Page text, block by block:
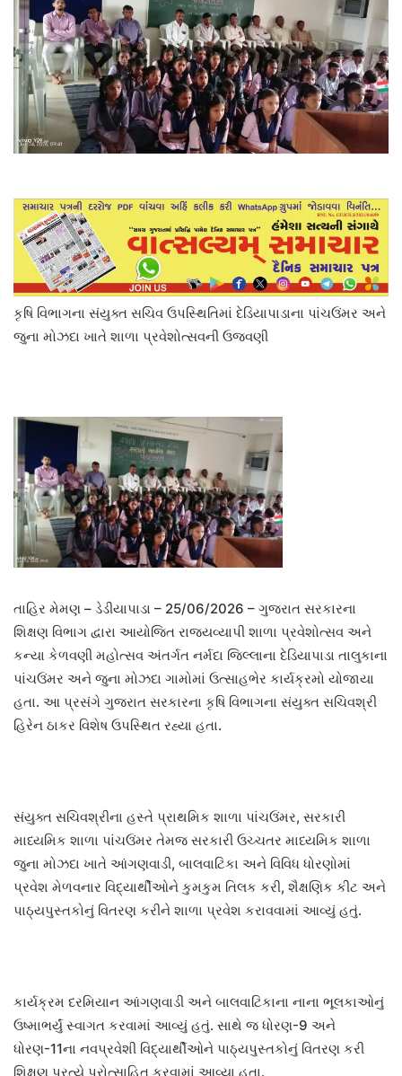
કૃષિ વિભાગના સંયુક્ત સચિવ ઉપસ્થિતિમાં દેડિયાપાડાના પાંચઉંમર અને
જુના મોઝદા ખાતે શાળા પ્રવેશોત્સવની ઉજવણી
તાહિર મેમણ – ડેડીયાપાડા – 25/06/2026 – ગુજરાત સરકારના
શિક્ષણ વિભાગ દ્વારા આયોજિત રાજ્યવ્યાપી શાળા પ્રવેશોત્સવ અને
કન્યા કેળવણી મહોત્સવ અંતર્ગત નર્મદા જિલ્લાના દેડિયાપાડા તાલુકાના
પાંચઉંમર અને જુના મોઝદા ગામોમાં ઉત્સાહભેર કાર્યક્રમો યોજાયા
હતા. આ પ્રસંગે ગુજરાત સરકારના કૃષિ વિભાગના સંયુક્ત સચિવશ્રી
હિરેન ઠાકર વિશેષ ઉપસ્થિત રહ્યા હતા.
સંયુક્ત સચિવશ્રીના હસ્તે પ્રાથમિક શાળા પાંચઉંમર, સરકારી
માધ્યમિક શાળા પાંચઉંમર તેમજ સરકારી ઉચ્ચતર માધ્યમિક શાળા
જુના મોઝદા ખાતે આંગણવાડી, બાલવાટિકા અને વિવિધ ધોરણોમાં
પ્રવેશ મેળવનાર વિદ્યાર્થીઓને કુમકુમ તિલક કરી, શૈક્ષણિક કીટ અને
પાઠ્યપુસ્તકોનું વિતરણ કરીને શાળા પ્રવેશ કરાવવામાં આવ્યું હતું.
કાર્યક્રમ દરમિયાન આંગણવાડી અને બાલવાટિકાના નાના ભૂલકાઓનું
ઉષ્માભર્યું સ્વાગત કરવામાં આવ્યું હતું. સાથે જ ધોરણ-9 અને
ધોરણ-11ના નવપ્રવેશી વિદ્યાર્થીઓને પાઠ્યપુસ્તકોનું વિતરણ કરી
શિક્ષણ પ્રત્યે પ્રોત્સાહિત કરવામાં આવ્યા હતા.